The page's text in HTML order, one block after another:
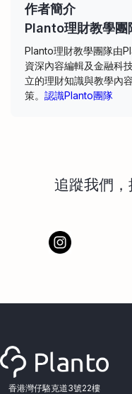
作者簡介
Planto理財教學團
Planto理財教學團隊由
資深內容編輯及金融科
立的理財知識與教學內
策。 認識Planto團隊
追蹤我們，
香港灣仔駱克道3號22樓